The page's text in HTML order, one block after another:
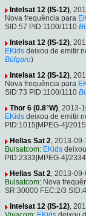
Intelsat 12 (IS-12),
Nova frequência para
SID:57 PID:1100/1110
Intelsat 12 (IS-12),
EKids deixou de emitir
Búlgaro)
Intelsat 12 (IS-12),
Nova frequência para
SID:73 PID:1100/1110
Thor 6 (0.8°W), 2013-
EKids deixou de emitir
PID:1015[MPEG-4]/2015
Hellas Sat 2, 2013-09-
Bulsatcom: EKids
PID:2333[MPEG-4]/2334
Hellas Sat 2, 2013-09-
Bulsatcom: Nova
SR:30000 FEC:2/3
Intelsat 12 (IS-12),